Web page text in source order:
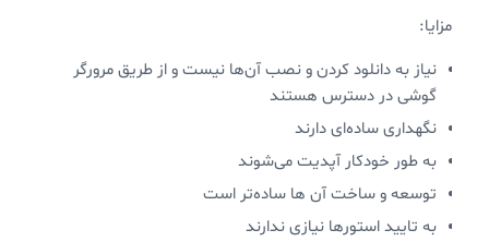
مزایا:
نیاز به دانلود کردن و نصب آن‌ها نیست و از طریق مرورگر
گوشی در دسترس هستند
نگهداری ساده‌ای دارند
به طور خودکار آپدیت می‌شوند
توسعه و ساخت آن ها ساده‌تر است
به تایید استورها نیازی ندارند